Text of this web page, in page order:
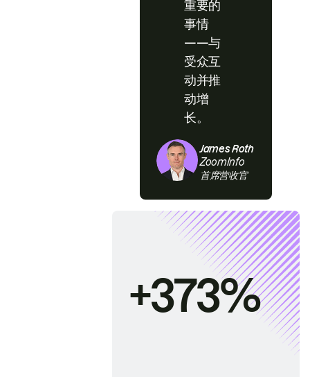
重要的
事情
——与
受众互
动并推
动增
长。
James Roth
ZoomInfo
首席营收官
+373%